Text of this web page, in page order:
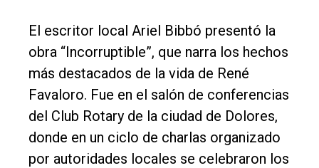
Cultura
Entrevistas
Rural
Deportes
Fúnebres
El escritor local Ariel Bibbó presentó la
obra “Incorruptible”, que narra los hechos
más destacados de la vida de René
Favaloro. Fue en el salón de conferencias
del Club Rotary de la ciudad de Dolores,
donde en un ciclo de charlas organizado
por autoridades locales se celebraron los